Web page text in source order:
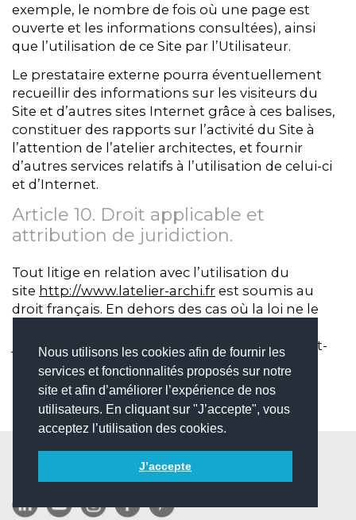
Nous utilisons les cookies afin de fournir les
services et fonctionnalités proposés sur notre
site et afin d’améliorer l’expérience de nos
utilisateurs. En cliquant sur "J’accepte", vous
acceptez l’utilisation des cookies.
J’accepte
exemple, le nombre de fois où une page est
ouverte et les informations consultées), ainsi
que l’utilisation de ce Site par l’Utilisateur.
Le prestataire externe pourra éventuellement
recueillir des informations sur les visiteurs du
Site et d’autres sites Internet grâce à ces balises,
constituer des rapports sur l’activité du Site à
l’attention de l’atelier architectes, et fournir
d’autres services relatifs à l’utilisation de celui-ci
et d’Internet.
Article 10. Droit applicable et
attribution de juridiction.
Tout litige en relation avec l’utilisation du
site http://www.latelier-archi.fr est soumis au
droit français. En dehors des cas où la loi ne le
juridiction aux tribunaux compétents de Saint-
Denis, La Réunion.